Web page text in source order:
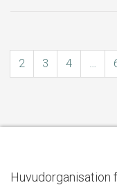
2 3 4